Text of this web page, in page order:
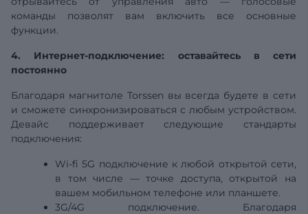
команды позволят вам включить все основные
функции.
4. Интернет-подключение: оставайтесь в сети
постоянно
Благодаря магнитоле Torssen вы всегда будете в сети
и сможете синхронизироваться с любым устройством.
Девайс поддерживает следующие стандарты
подключения:
Wi-fi5G подключение к любой открытой сети,
в том числе — точке доступа, открытой на
вашем мобильном телефоне или планшете.
3G/4G подключение. Благодаря